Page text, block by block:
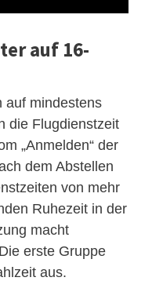
auf 16-
auf mindestens
die Flugdienstzeit
„Anmelden“ der
dem Abstellen
von mehr
Ruhezeit in der
macht
erste Gruppe
aus.